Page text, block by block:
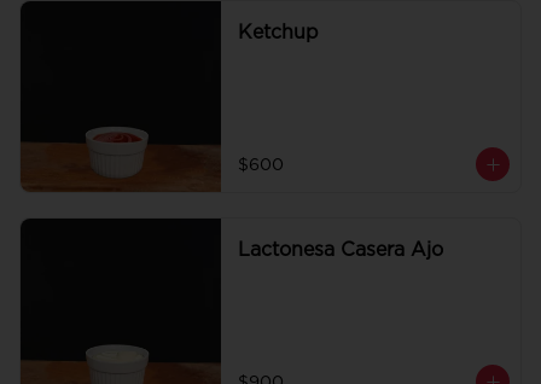
Ketchup
$600
Lactonesa Casera Ajo